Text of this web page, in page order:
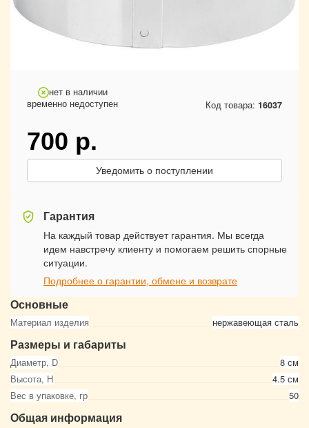
Основные
Материал изделия нержавеющая сталь
Размеры и габариты
Диаметр, D
8 см
Высота, Н
4.5 см
Вес в упаковке, гр
50
Общая информация
нет в наличии
временно недоступен
Код товара: 16037
700 р.
Уведомить о поступлении
Гарантия
На каждый товар действует гарантия. Мы всегда
идем навстречу клиенту и помогаем решить спорные
ситуации.
Подробнее о гарантии, обмене и возврате